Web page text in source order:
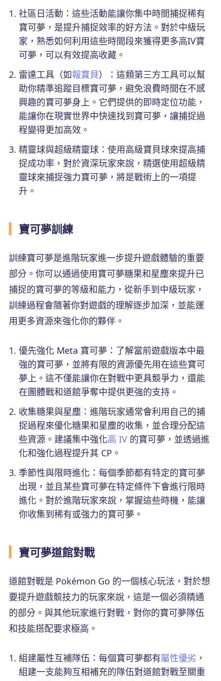
社區日活動：這些活動能讓你集中時間捕捉稀有
寶可夢，是提升捕捉效率的好方法。對於中級玩
家，熟悉如何利用這些時間段來獲得更多高IV寶
可夢，可以有效提高收藏。
雷達工具（如報寶貝）：這類第三方工具可以幫
助你精準追蹤目標寶可夢，避免浪費時間在不感
興趣的寶可夢身上。它們提供的即時定位功能，
能讓你在現實世界中快速找到寶可夢，讓捕捉過
程變得更加高效。
精靈球與超級精靈球：使用高級寶貝球來提高捕
捉成功率，對於資深玩家來說，精選使用超級精
靈球來捕捉強力寶可夢，將是戰術上的一項提
升。
寶可夢訓練
訓練寶可夢是進階玩家進一步提升遊戲體驗的重要
部分。你可以通過使用寶可夢糖果和星塵來提升已
捕捉的寶可夢的等級和能力，從新手到中級玩家，
訓練過程會隨著你對遊戲的理解逐步加深，並能運
用更多資源來強化你的夥伴。
優先強化 Meta 寶可夢：了解當前遊戲版本中最
強的寶可夢，並將有限的資源優先用在這些寶可
夢上。這不僅能讓你在對戰中更具競爭力，還能
在團體戰和道館爭奪中提供更強的支持。
收集糖果與星塵：進階玩家通常會利用自己的捕
捉過程來優化糖果和星塵的收集，並合理分配這
些資源。建議集中強化高 IV 的寶可夢，並透過進
化和強化過程提升其 CP。
季節性與限時進化：每個季節都有特定的寶可夢
出現，並且某些寶可夢在特定條件下會進行限時
進化。對於進階玩家來說，掌握這些時機，能讓
你收集到稀有或強力的寶可夢。
寶可夢道館對戰
道館對戰是 Pokémon Go 的一個核心玩法，對於想
要提升遊戲競技力的玩家來說，這是一個必須精通
的部分。與其他玩家進行對戰，對你的寶可夢隊伍
和技能搭配要求極高。
組建屬性互補隊伍：每個寶可夢都有屬性優劣 ，
組建一支能夠互相補充的隊伍對道館對戰至關重